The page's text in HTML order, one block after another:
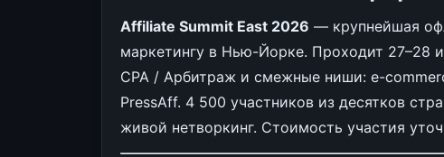
Affiliate Summit East 2026 — крупнейшая
маркетингу в Нью-Йорке. Проходит 27–28
CPA / Арбитраж и смежные ниши: e-
PressAff. 4 500 участников из десятков
живой нетворкинг. Стоимость участия